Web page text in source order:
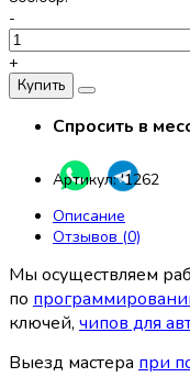
-
+
Купить
Спросить в
Артикул:'1262
Описание
Отзывов (0)
Мы осуществляем
по
ключей, чипов для
Выезд мастера при